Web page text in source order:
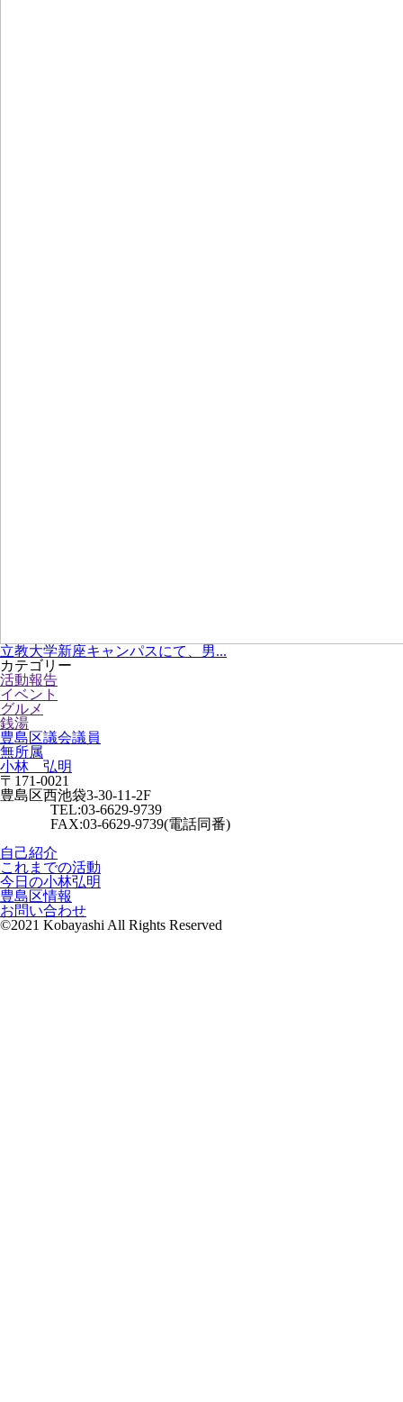
立教大学新座キャンパスにて、男...
カテゴリー
活動報告
イベント
グルメ
銭湯
豊島区議会議員
無所属
小林 弘明
〒171-0021
豊島区西池袋3-30-11-2F
TEL:03-6629-9739
FAX:03-6629-9739(電話同番)
自己紹介
これまでの活動
今日の小林弘明
豊島区情報
お問い合わせ
©2021 Kobayashi All Rights Reserved